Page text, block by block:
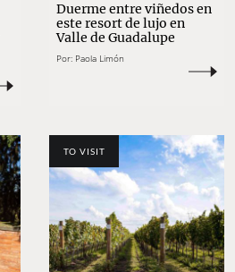
Duerme entre viñedos en
este resort de lujo en
Valle de Guadalupe
Por: Paola Limón
TO VISIT